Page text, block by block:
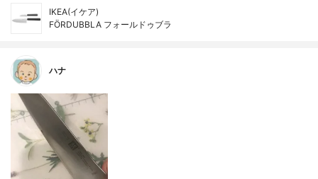
IKEA(イケア)
FÖRDUBBLA フォールドゥブラ
ハナ